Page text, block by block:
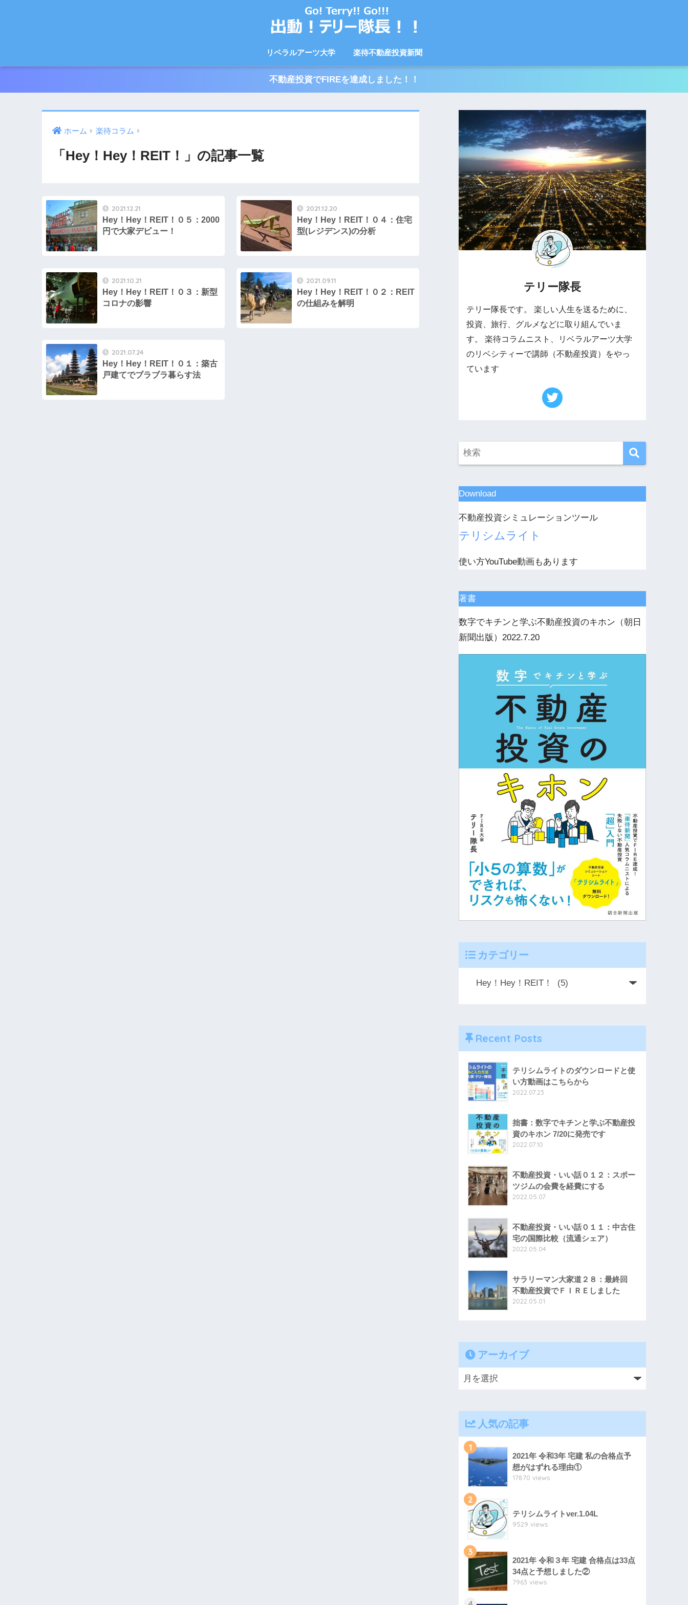
リベラルアーツ大学 楽待不動産投資新聞
不動産投資でFIREを達成しました！！
ホーム 楽待コラム
「Hey！Hey！REIT！」の記事一覧
2021.12.21
Hey！Hey！REIT！０５：2000
円で大家デビュー！
2021.12.20
Hey！Hey！REIT！０４：住宅
型(レジデンス)の分析
2021.10.21
Hey！Hey！REIT！０３：新型
コロナの影響
2021.09.11
Hey！Hey！REIT！０２：REIT
の仕組みを解明
2021.07.24
Hey！Hey！REIT！０１：築古
戸建てでブラブラ暮らす法
テリー隊長
テリー隊長です。 楽しい人生を送るために、
投資、旅行、グルメなどに取り組んでいま
す。 楽待コラムニスト、リベラルアーツ大学
のリベシティーで講師（不動産投資）をやっ
ています
Download
不動産投資シミュレーションツール
テリシムライト
使い方YouTube動画もあります
著書
数字でキチンと学ぶ不動産投資のキホン（朝日
新聞出版）2022.7.20
カテゴリー
Recent Posts
テリシムライトのダウンロードと使
い方動画はこちらから
2022.07.23
拙書：数字でキチンと学ぶ不動産投
資のキホン 7/20に発売です
2022.07.10
不動産投資・いい話０１２：スポー
ツジムの会費を経費にする
2022.05.07
不動産投資・いい話０１１：中古住
宅の国際比較（流通シェア）
2022.05.04
サラリーマン大家道２８：最終回
不動産投資でＦＩＲＥしました
2022.05.01
アーカイブ
人気の記事
1
2021年 令和3年 宅建 私の合格点予
想がはずれる理由①
17870 views
2
テリシムライトver.1.04L
9529 views
3
2021年 令和３年 宅建 合格点は33点
34点と予想しました②
7963 views